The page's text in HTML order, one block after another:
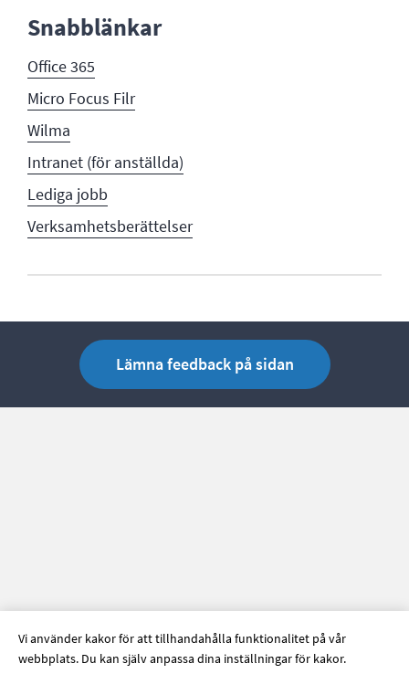
Snabblänkar
Office 365
Micro Focus Filr
Wilma
Intranet (för anställda)
Lediga jobb
Verksamhetsberättelser
Lämna feedback på sidan
Vi använder kakor för att tillhandahålla funktionalitet på vår
webbplats. Du kan själv anpassa dina inställningar för kakor.